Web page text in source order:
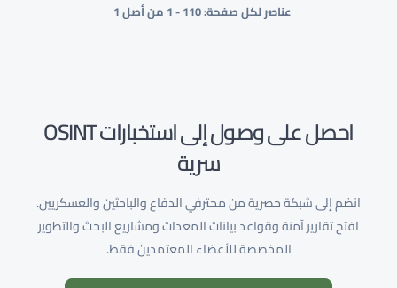
عناصر لكل صفحة: 10 1 - 1 من أصل 1
احصل على وصول إلى استخبارات OSINT
سرية
انضم إلى شبكة حصرية من محترفي الدفاع والباحثين والعسكريين.
افتح تقارير آمنة وقواعد بيانات المعدات ومشاريع البحث والتطوير
المخصصة للأعضاء المعتمدين فقط.